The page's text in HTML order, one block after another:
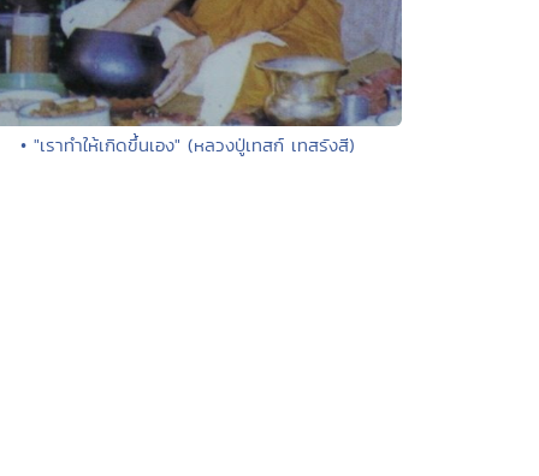
• "เราทำให้เกิดขึ้นเอง" (หลวงปู่เทสก์ เทสรังสี)